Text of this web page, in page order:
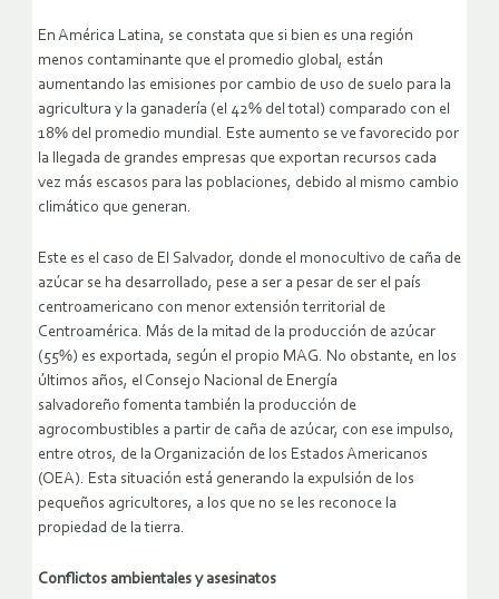
En América Latina, se constata que si bien es una región
menos contaminante que el promedio global, están
aumentando las emisiones por cambio de uso de suelo para la
agricultura y la ganadería (el 42% del total) comparado con el
18% del promedio mundial. Este aumento se ve favorecido por
la llegada de grandes empresas que exportan recursos cada
vez más escasos para las poblaciones, debido al mismo cambio
climático que generan.
Este es el caso de El Salvador, donde el monocultivo de caña de
azúcar se ha desarrollado, pese a ser a pesar de ser el país
centroamericano con menor extensión territorial de
Centroamérica. Más de la mitad de la producción de azúcar
(55%) es exportada, según el propio MAG. No obstante, en los
últimos años, el Consejo Nacional de Energía
salvadoreño fomenta también la producción de
agrocombustibles a partir de caña de azúcar, con ese impulso,
entre otros, de la Organización de los Estados Americanos
(OEA). Esta situación está generando la expulsión de los
pequeños agricultores, a los que no se les reconoce la
propiedad de la tierra.
Conflictos ambientales y asesinatos